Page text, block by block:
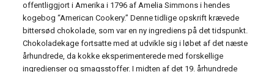
offentliggjort i Amerika i 1796 af Amelia Simmons i hendes
kogebog “American Cookery.” Denne tidlige opskrift krævede
bittersød chokolade, som var en ny ingrediens på det tidspunkt.
Chokoladekage fortsatte med at udvikle sig i løbet af det næste
århundrede, da kokke eksperimenterede med forskellige
ingredienser og smagsstoffer. I midten af ​​det 19. århundrede